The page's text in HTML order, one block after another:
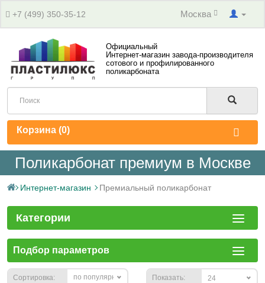
+7 (499) 350-35-12 Москва
Официальный
Интернет-магазин завода-производителя
сотового и профилированного
поликарбоната
Корзина (0)
Поликарбонат премиум в Москве
Интернет-магазин Премиальный поликарбонат
Категории
Подбор параметров
Сортировка: по популярности Показать: 24